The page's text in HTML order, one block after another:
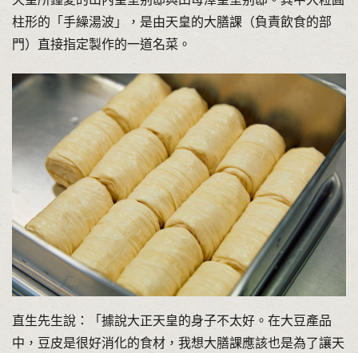
柱形的「手繰湯波」，是由天皇的大膳課（負責飲食的部
門）直接指定製作的一道名菜。
直生先生說：「據說大正天皇的身子不太好。在大豆產品
中，豆皮是很好消化的食材，我想大膳課應該也是為了讓天